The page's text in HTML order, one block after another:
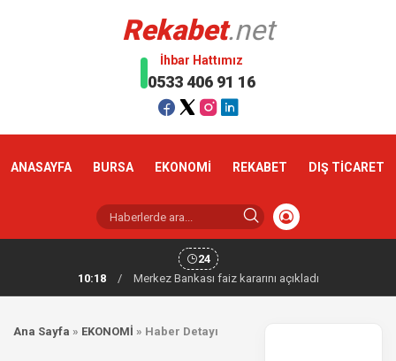
Rekabet.net
İhbar Hattımız
0533 406 91 16
ANASAYFA BURSA EKONOMİ REKABET DIŞ TİCARET
24
10:18
/ Merkez Bankası faiz kararını açıkladı
Ana Sayfa » EKONOMİ » Haber Detayı